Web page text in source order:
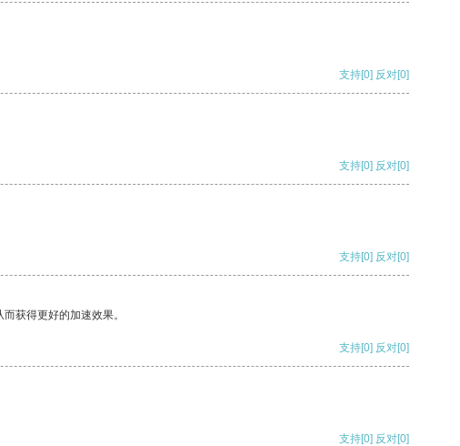
支持[0] 反对[0]
支持[0] 反对[0]
支持[0] 反对[0]
获得更好的加速效果。
支持[0] 反对[0]
支持[0] 反对[0]